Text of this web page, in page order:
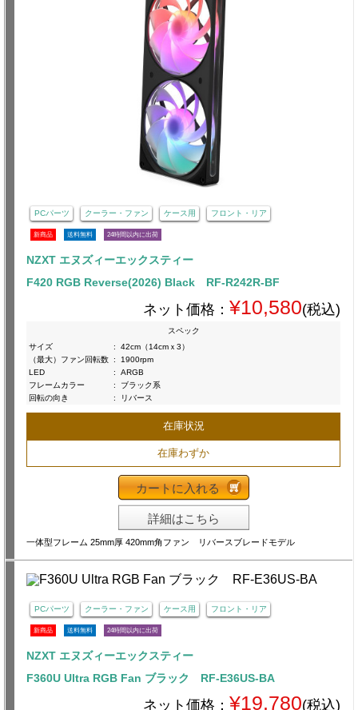
PCパーツ クーラー・ファン ケース用 フロント・リア
新商品 送料無料 24時間以内に出荷
NZXT エヌズィーエックスティー
F420 RGB Reverse(2026) Black RF-R242R-BF
ネット価格： ¥10,580(税込)
スペック
サイズ
:
42cm（14cmｘ3）
（最大）ファン回転数 :
1900rpm
LED
:
ARGB
フレームカラー
:
ブラック系
回転の向き
: リバース
在庫状況
在庫わずか
カートに入れる
詳細はこちら
一体型フレーム 25mm厚 420mm角ファン リバースブレードモデル
PCパーツ クーラー・ファン ケース用 フロント・リア
新商品 送料無料 24時間以内に出荷
NZXT エヌズィーエックスティー
F360U Ultra RGB Fan ブラック RF-E36US-BA
ネット価格： ¥19,780(税込)